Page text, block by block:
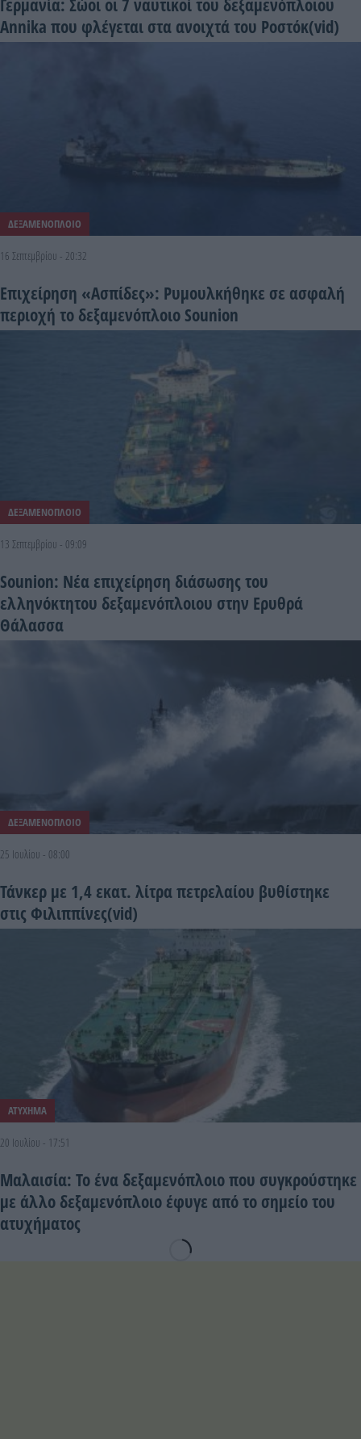
Γερμανία: Σώοι οι 7 ναυτικοί του δεξαμενόπλοιου
Annika που φλέγεται στα ανοιχτά του Ροστόκ(vid)
ΔΕΞΑΜΕΝΟΠΛΟΙΟ
16 Σεπτεμβρίου - 20:32
Επιχείρηση «Ασπίδες»: Ρυμουλκήθηκε σε ασφαλή
περιοχή το δεξαμενόπλοιο Sounion
ΔΕΞΑΜΕΝΟΠΛΟΙΟ
13 Σεπτεμβρίου - 09:09
Sounion: Νέα επιχείρηση διάσωσης του
ελληνόκτητου δεξαμενόπλοιου στην Ερυθρά
Θάλασσα
ΔΕΞΑΜΕΝΟΠΛΟΙΟ
25 Ιουλίου - 08:00
Τάνκερ με 1,4 εκατ. λίτρα πετρελαίου βυθίστηκε
στις Φιλιππίνες(vid)
ΑΤΥΧΗΜΑ
20 Ιουλίου - 17:51
Μαλαισία: Το ένα δεξαμενόπλοιο που συγκρούστηκε
με άλλο δεξαμενόπλοιο έφυγε από το σημείο του
ατυχήματος